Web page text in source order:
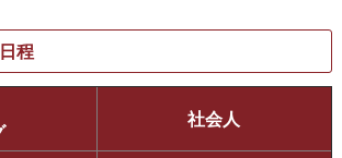
程
社会人